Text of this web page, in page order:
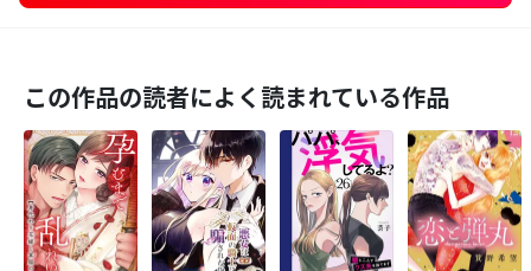
この作品の読者によく読まれている作品